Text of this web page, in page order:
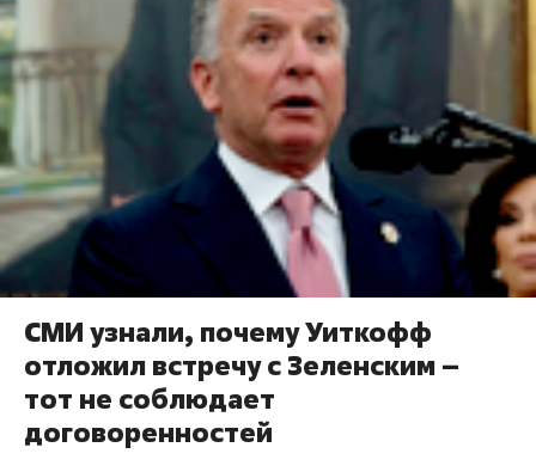
СМИ узнали, почему Уиткофф
отложил встречу с Зеленским –
тот не соблюдает
договоренностей